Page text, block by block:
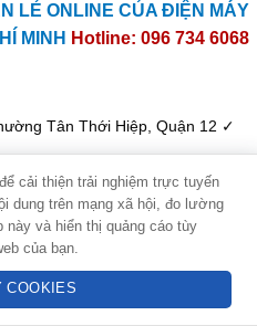
LẺ ONLINE CỦA ĐIỆN MÁY
MINH Hotline: 096 734 6068
Tân Thới Hiệp, Quận 12 ✓
KDC An Sương - Phương Tân
0378903366 - 0943838278
cải thiện trải nghiệm trực tuyến
dung trên mạng xã hội, đo lường
này và hiển thị quảng cáo tùy
của bạn.
COOKIES